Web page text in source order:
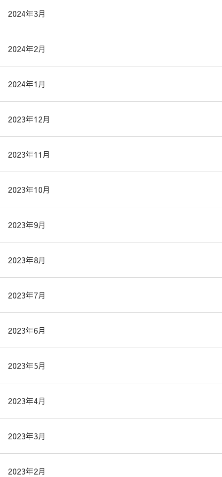
2024年3月
2024年2月
2024年1月
2023年12月
2023年11月
2023年10月
2023年9月
2023年8月
2023年7月
2023年6月
2023年5月
2023年4月
2023年3月
2023年2月